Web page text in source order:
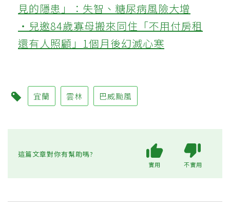
見的隱患」：失智、糖尿病風險大增
‧兒邀84歲寡母搬來同住「不用付房租
還有人照顧」1個月後幻滅心寒
宜蘭 雲林 巴威颱風
這篇文章對你有幫助嗎?
實用 不實用